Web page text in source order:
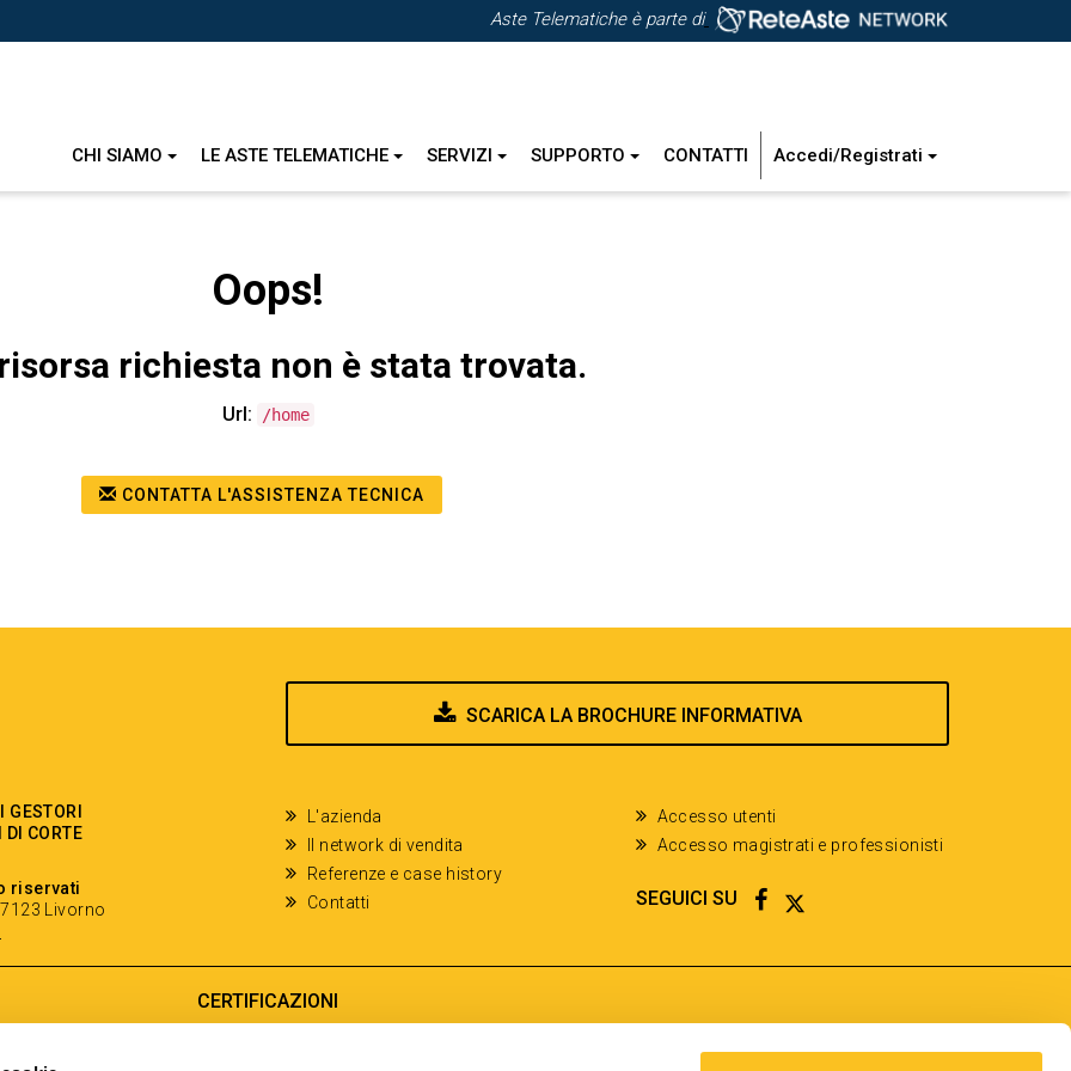
Aste Telematiche è parte di
CHI SIAMO LE ASTE TELEMATICHE SERVIZI SUPPORTO CONTATTI Accedi/Registrati
Oops!
richiesta non è stata trovata.
Url: /home
CONTATTA L'ASSISTENZA TECNICA
SCARICA LA BROCHURE INFORMATIVA
DI CORTE
riservati
Livorno
L'azienda
Il network di vendita
Referenze e case history
Contatti
Accesso utenti
Accesso magistrati e professionisti
SEGUICI SU FACEBOOK
TWITTER
CERTIFICAZIONI